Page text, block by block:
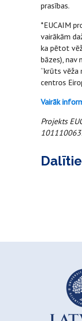
prasības.
*EUCAIM
vairākām
ka pētot
bāzes), nav
“krūts vēža
centros
Vairāk
Projekts